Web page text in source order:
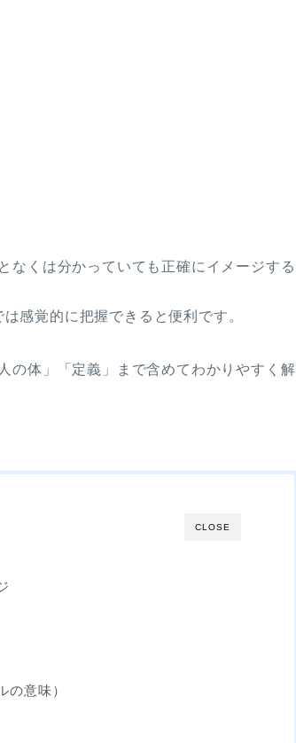
なくは分かっていても正確にイメージする
感覚的に把握できると便利です。
の体」「定義」まで含めてわかりやすく解
CLOSE
意味）